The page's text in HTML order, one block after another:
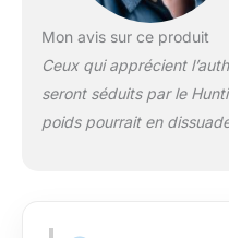
Mon avis sur ce produit
Ceux qui apprécient
seront séduits par le
poids pourrait en